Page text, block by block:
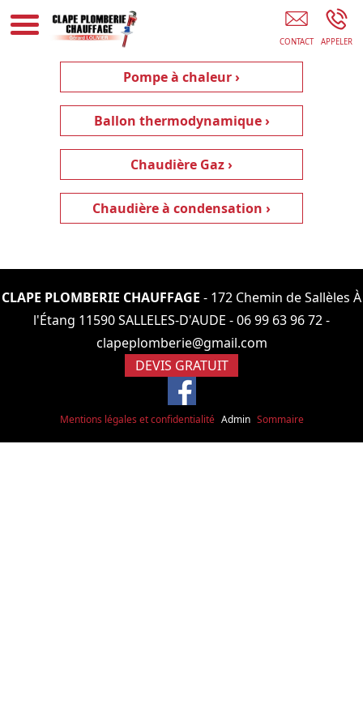
Pompe à chaleur ›
Ballon thermodynamique ›
Chaudière Gaz ›
Chaudière à condensation ›
CLAPE PLOMBERIE CHAUFFAGE - 172 Chemin de Sallèles À
l'Étang 11590 SALLELES-D'AUDE -06 99 63 96 72-
clapeplomberie@gmail.com
DEVIS GRATUIT
Mentions légales et confidentialité Admin Sommaire